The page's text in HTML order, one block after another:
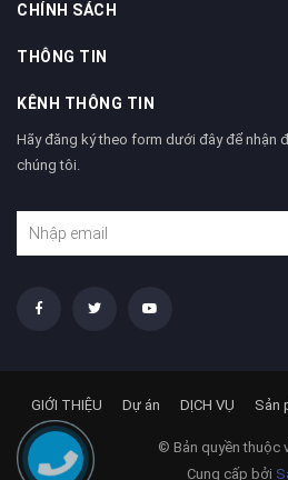
CHÍNH SÁCH
THÔNG TIN
KÊNH THÔNG TIN
Hãy đăng ký theo form dưới đây để nhận
chúng tôi.
© Bản quyền thuộc
Cung cấp bởi
GIỚI THIỆU Dự án DỊCH VỤ Sản